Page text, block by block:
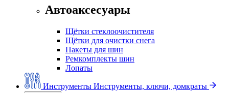
Автоаксесуары
Щётки стеклоочистителя
Щётки для очистки снега
Пакеты для шин
Ремкомплекты шин
Лопаты
Инструменты Инструменты, ключи, домкраты